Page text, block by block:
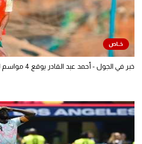
خبر في الجول - أحمد عبد القادر يوقع 4 مواسم لـ بيراميدز